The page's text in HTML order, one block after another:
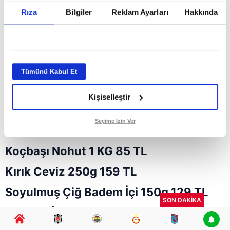
Rıza Bilgiler Reklam Ayarları Hakkında
Tümünü Kabul Et
Kişiselleştir
Seçime İzin Ver
Dermason Fasulye 1 KG 85 TL
Koçbaşı Nohut 1 KG 85 TL
Kırık Ceviz 250g 159 TL
Soyulmuş Çiğ Badem İçi 150g 129 TL
Kıyılmış İç Fındık 100g 99,50 TL
SON DAKİKA